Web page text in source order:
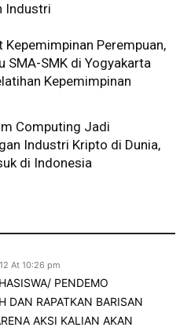
Industri
Kepemimpinan Perempuan,
SMA-SMK di Yogyakarta
Kepemimpinan
Computing Jadi
Industri Kripto di Dunia,
di Indonesia
At 10:26 pm
PENDEMO
DAN RAPATKAN BARISAN
AKSI KALIAN AKAN